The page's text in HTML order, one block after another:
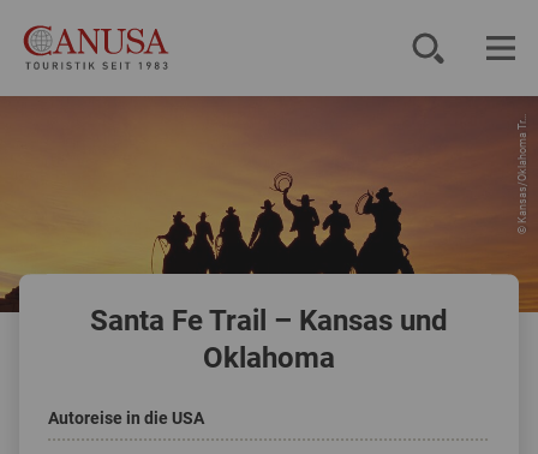
KUNDENPORTAL
© Kansas/Oklahoma Tr...
Santa Fe Trail – Kansas und
Oklahoma
Autoreise in die USA